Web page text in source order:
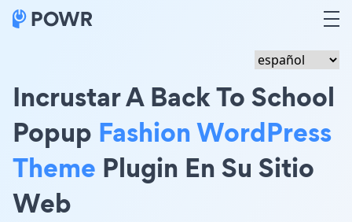
Incrustar A Back To School
Popup Fashion WordPress
Theme Plugin En Su Sitio
Web